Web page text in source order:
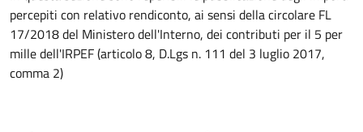
percepiti con relativo rendiconto, ai sensi della circolare FL
17/2018 del Ministero dell'Interno, dei contributi per il 5 per
mille dell'IRPEF (articolo 8, D.Lgs n. 111 del 3 luglio 2017,
comma 2)